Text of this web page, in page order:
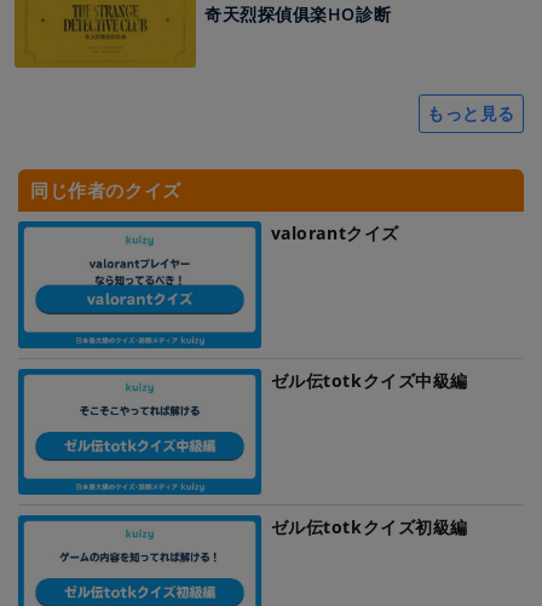
奇天烈探偵俱楽HO診断
もっと見る
同じ作者のクイズ
valorantクイズ
ゼル伝totkクイズ中級編
ゼル伝totkクイズ初級編